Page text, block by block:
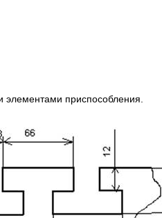
элементами приспособления.